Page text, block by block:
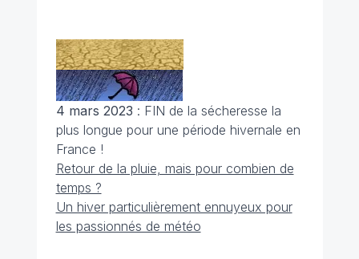
4 mars 2023 : FIN de la sécheresse la
plus longue pour une période hivernale en
France !
Retour de la pluie, mais pour combien de
temps ?
Un hiver particulièrement ennuyeux pour
les passionnés de météo